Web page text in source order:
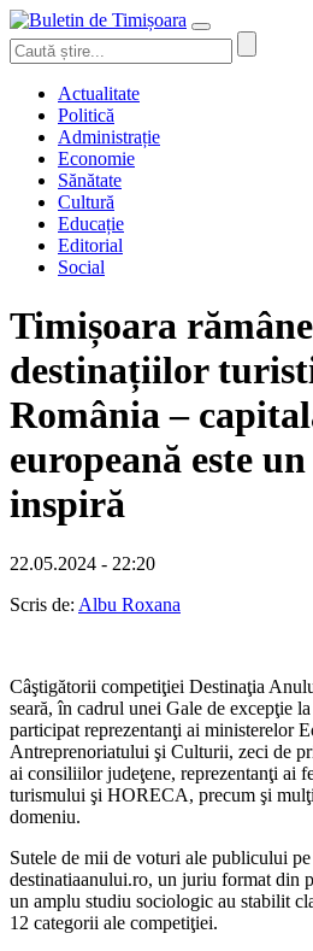
Actualitate
Politică
Administrație
Economie
Sănătate
Cultură
Educație
Editorial
Social
Timișoara
destinațiilor
România –
europeană este
inspiră
22.05.2024 - 22:20
Scris de: Albu Roxana
Câştigătorii competiţiei Destinaţia
seară, în cadrul unei Gale de excepţie
participat reprezentanţi ai ministerelor
Antreprenoriatului şi Culturii, zeci de
ai consiliilor judeţene, reprezentanţi ai
turismului şi HORECA, precum şi
domeniu.
Sutele de mii de voturi ale publicului
destinatiaanului.ro, un juriu format din
un amplu studiu sociologic au stabilit
12 categorii ale competiţiei.